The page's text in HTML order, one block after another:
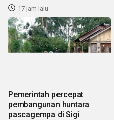
17 jam lalu
Pemerintah percepat
pembangunan huntara
pascagempa di Sigi